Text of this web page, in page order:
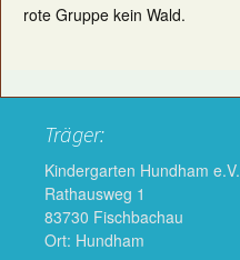
rote Gruppe kein Wald.
Träger:
Kindergarten Hundham e.V.
Rathausweg 1
83730 Fischbachau
Ort: Hundham